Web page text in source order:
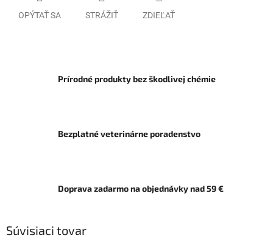
OPÝTAŤ SA STRÁŽIŤ ZDIEĽAŤ
Prírodné produkty bez škodlivej chémie
Bezplatné veterinárne poradenstvo
Doprava zadarmo na objednávky nad 59 €
Súvisiaci tovar